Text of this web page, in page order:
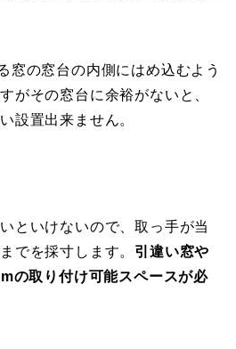
窓の窓台の内側にはめ込むよう
がその窓台に余裕がないと、
設置出来ません。
といけないので、取っ手が当
でを採寸します。 引違い窓や
の取り付け可能スペースが必